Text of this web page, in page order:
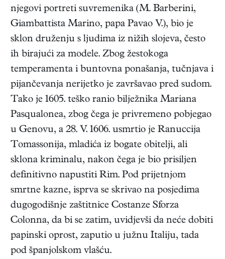
njegovi portreti suvremenika (M. Barberini,
Giambattista Marino, papa Pavao V.), bio je
sklon druženju s ljudima iz nižih slojeva, često
ih birajući za modele. Zbog žestokoga
temperamenta i buntovna ponašanja, tučnjava i
pijančevanja nerijetko je završavao pred sudom.
Tako je 1605. teško ranio bilježnika Mariana
Pasqualonea, zbog čega je privremeno pobjegao
u Genovu, a 28. V. 1606. usmrtio je Ranuccija
Tomassonija, mladića iz bogate obitelji, ali
sklona kriminalu, nakon čega je bio prisiljen
definitivno napustiti Rim. Pod prijetnjom
smrtne kazne, isprva se skrivao na posjedima
dugogodišnje zaštitnice Costanze Sforza
Colonna, da bi se zatim, uvidjevši da neće dobiti
papinski oprost, zaputio u južnu Italiju, tada
pod španjolskom vlašću.